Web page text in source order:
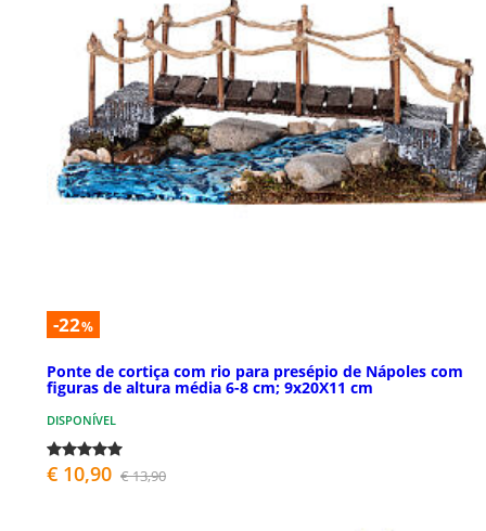
-22%
Ponte de cortiça com rio para presépio de Nápoles com
figuras de altura média 6-8 cm; 9x20X11 cm
DISPONÍVEL
€ 10,90 € 13,90